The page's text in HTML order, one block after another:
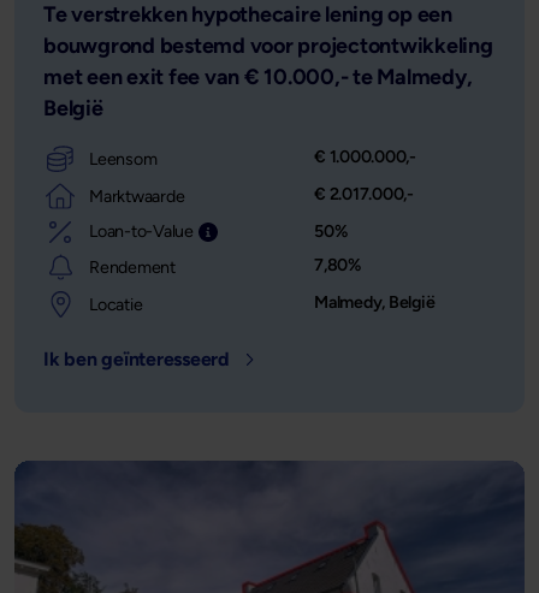
Te verstrekken hypothecaire lening op een
bouwgrond bestemd voor projectontwikkeling
met een exit fee van € 10.000,- te Malmedy,
België
Leensom
€ 1.000.000,-
Marktwaarde
€ 2.017.000,-
Loan-to-Value
Leensom afgezet tegen de waarde van
50%
Rendement
7,80%
Locatie
Malmedy, België
Ik ben geïnteresseerd - Locatie: Malmedy, België -